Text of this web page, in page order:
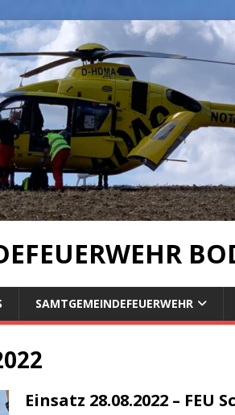
SAMTGEMEINDEFEUERWEHR
Einsatz 28.08.2022 – FEU